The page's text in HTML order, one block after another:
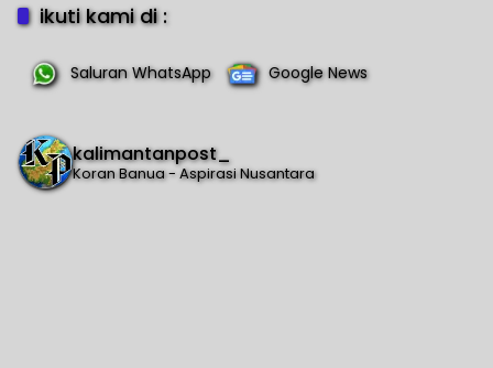
ikuti kami di :
Saluran WhatsApp Google News
kalimantanpost_
Koran Banua - Aspirasi Nusantara